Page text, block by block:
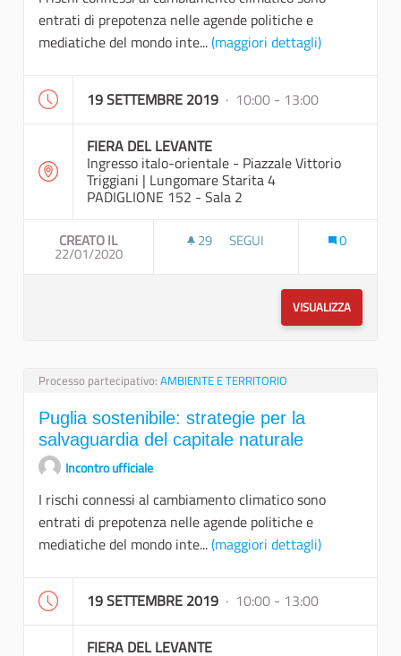
entrati di prepotenza nelle agende politiche e
mediatiche del mondo inte...(maggiori dettagli)
19 SETTEMBRE 2019 · 10:00 - 13:00
FIERA DEL LEVANTE
Ingresso italo-orientale - Piazzale Vittorio
Triggiani | Lungomare Starita 4
PADIGLIONE 152 - Sala 2
CREATO IL
22/01/2020
29 29 SOSTENITORI
SEGUI 0
VISUALIZZA
Processo partecipativo: AMBIENTE E TERRITORIO
Puglia sostenibile: strategie per la
salvaguardia del capitale naturale
Incontro ufficiale
I rischi connessi al cambiamento climatico sono
entrati di prepotenza nelle agende politiche e
mediatiche del mondo inte...(maggiori dettagli)
19 SETTEMBRE 2019 · 10:00 - 13:00
FIERA DEL LEVANTE